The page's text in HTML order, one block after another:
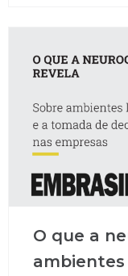
O que a